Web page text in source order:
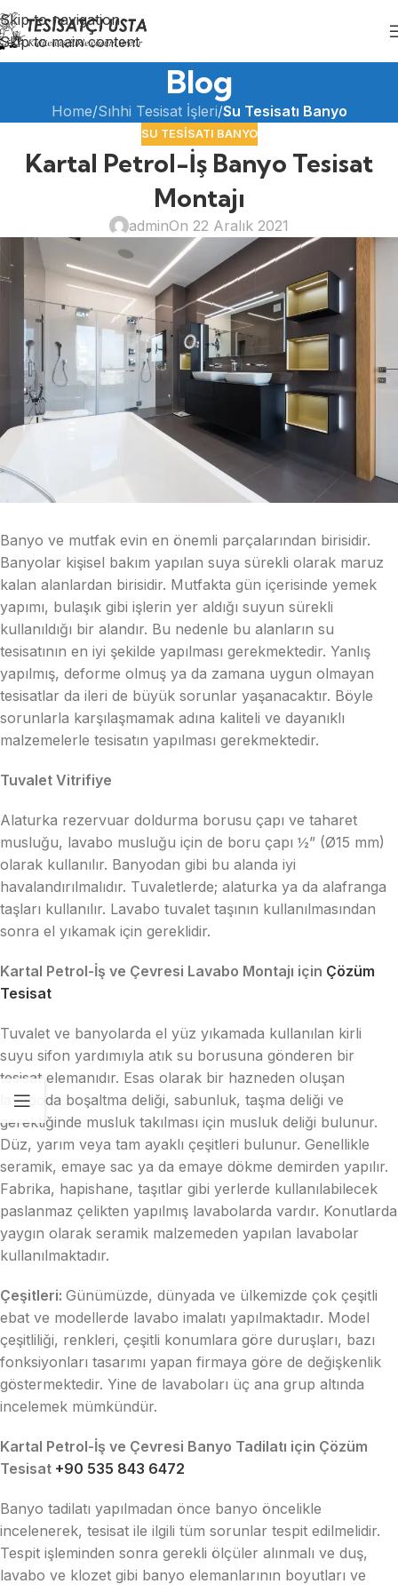
Skip to navigation
Skip to main content
Blog
Home/Sıhhi Tesisat İşleri/Su Tesisatı Banyo
SU TESISATI BANYO
Kartal Petrol-İş Banyo Tesisat
Montajı
adminOn 22 Aralık 2021
Banyo ve mutfak evin en önemli parçalarından birisidir.
Banyolar kişisel bakım yapılan suya sürekli olarak maruz
kalan alanlardan birisidir. Mutfakta gün içerisinde yemek
yapımı, bulaşık gibi işlerin yer aldığı suyun sürekli
kullanıldığı bir alandır. Bu nedenle bu alanların su
tesisatının en iyi şekilde yapılması gerekmektedir. Yanlış
yapılmış, deforme olmuş ya da zamana uygun olmayan
tesisatlar da ileri de büyük sorunlar yaşanacaktır. Böyle
sorunlarla karşılaşmamak adına kaliteli ve dayanıklı
malzemelerle tesisatın yapılması gerekmektedir.
Tuvalet Vitrifiye
Alaturka rezervuar doldurma borusu çapı ve taharet
musluğu, lavabo musluğu için de boru çapı ½” (Ø15 mm)
olarak kullanılır. Banyodan gibi bu alanda iyi
havalandırılmalıdır. Tuvaletlerde; alaturka ya da alafranga
taşları kullanılır. Lavabo tuvalet taşının kullanılmasından
sonra el yıkamak için gereklidir.
Kartal Petrol-İş ve Çevresi Lavabo Montajı için Çözüm
Tesisat
Tuvalet ve banyolarda el yüz yıkamada kullanılan kirli
suyu sifon yardımıyla atık su borusuna gönderen bir
tesisat elemanıdır. Esas olarak bir hazneden oluşan
lavaboda boşaltma deliği, sabunluk, taşma deliği ve
gerektiğinde musluk takılması için musluk deliği bulunur.
Düz, yarım veya tam ayaklı çeşitleri bulunur. Genellikle
seramik, emaye sac ya da emaye dökme demirden yapılır.
Fabrika, hapishane, taşıtlar gibi yerlerde kullanılabilecek
paslanmaz çelikten yapılmış lavabolarda vardır. Konutlarda
yaygın olarak seramik malzemeden yapılan lavabolar
kullanılmaktadır.
Çeşitleri: Günümüzde, dünyada ve ülkemizde çok çeşitli
ebat ve modellerde lavabo imalatı yapılmaktadır. Model
çeşitliliği, renkleri, çeşitli konumlara göre duruşları, bazı
fonksiyonları tasarımı yapan firmaya göre de değişkenlik
göstermektedir. Yine de lavaboları üç ana grup altında
incelemek mümkündür.
Kartal Petrol-İş ve Çevresi Banyo Tadilatı için Çözüm
Tesisat +90 535 843 6472
Banyo tadilatı yapılmadan önce banyo öncelikle
incelenerek, tesisat ile ilgili tüm sorunlar tespit edilmelidir.
Tespit işleminden sonra gerekli ölçüler alınmalı ve duş,
lavabo ve klozet gibi banyo elemanlarının boyutları ve